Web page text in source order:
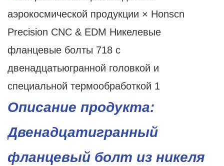
Описание продукта:
Двенадцатигранный
фланцевый болт из никеля